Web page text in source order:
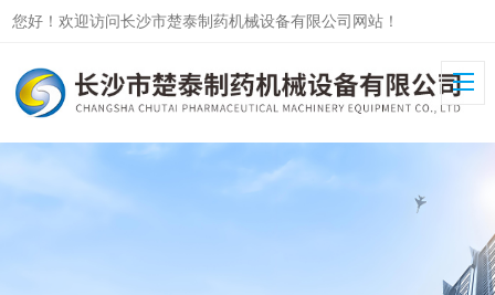
您好！欢迎访问长沙市楚泰制药机械设备有限公司网站！